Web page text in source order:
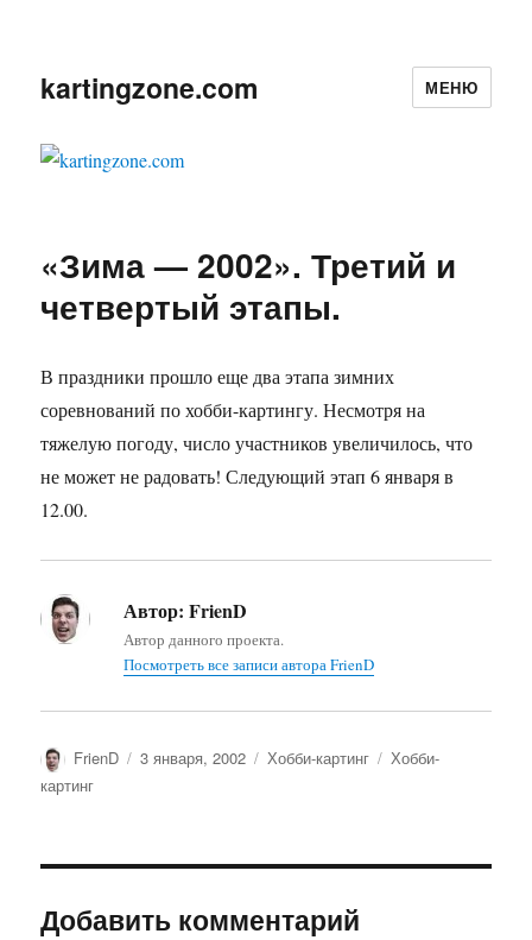
kartingzone.com МЕНЮ
«Зима — 2002». Третий и
четвертый этапы.
В праздники прошло еще два этапа зимних
соревнований по хобби-картингу. Несмотря на
тяжелую погоду, число участников увеличилось, что
не может не радовать! Следующий этап 6 января в
12.00.
Автор: FrienD
Автор данного проекта.
Посмотреть все записи автора FrienD
Автор
FrienD Опубликовано
3 января, 2002 Рубрики
Хобби-картинг Метки
Хобби-
картинг
Добавить комментарий